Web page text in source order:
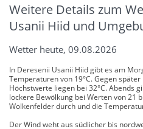
Weitere Details zum
Usanii Hiid und
Wetter heute, 09.08.2026
In Deresenii Usanii Hiid gibt es am
Temperaturen von 19°C. Gegen
Höchstwerte liegen bei 32°C. Abends
lockere Bewölkung bei Werten von 21
Wolkenfelder durch und die
Der Wind weht aus südlicher bis